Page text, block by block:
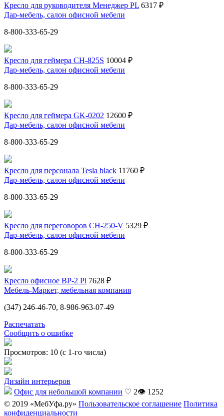
Кресло для руководителя Менеджер PL 6317 ₽
Дар-мебель, салон офисной мебели
8-800-333-65-29
Кресло для геймера CH-825S 10004 ₽
Дар-мебель, салон офисной мебели
8-800-333-65-29
Кресло для геймера GK-0202 12600 ₽
Дар-мебель, салон офисной мебели
8-800-333-65-29
Кресло для персонала Tesla black 11760 ₽
Дар-мебель, салон офисной мебели
8-800-333-65-29
Кресло для переговоров CH-250-V 5329 ₽
Дар-мебель, салон офисной мебели
8-800-333-65-29
Кресло офисное BP-2 Pl 7628 ₽
Мебель-Маркет, мебельная компания
(347) 246-46-70, 8-986-963-07-49
Распечатать
Сообщить о ошибке
Просмотров: 10 (с 1-го числа)
Дизайн интерьеров
Офис для небольшой компании ♡ 2👁 1252
© 2019 «МебУфа.ру» Пользовательское соглашение Политика
конфиденциальности